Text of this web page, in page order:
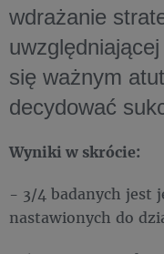
wdrażanie
się ważnym
decydować
Wyniki w skrócie:
- 3/4 badanych jest
nastawionych do